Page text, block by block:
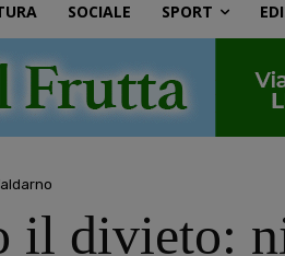
SOCIALE SPORT
il divieto: